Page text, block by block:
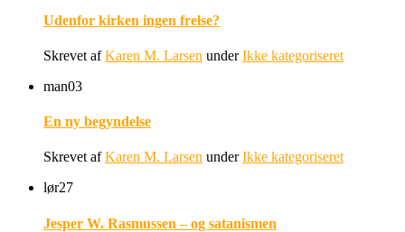
Udenfor kirken ingen frelse?
Skrevet afKaren M. Larsen underIkke kategoriseret
man03
En ny begyndelse
Skrevet afKaren M. Larsen underIkke kategoriseret
lør27
Jesper W. Rasmussen – og satanismen